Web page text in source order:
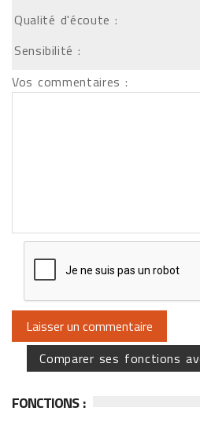
Qualité d'écoute :
Sensibilité :
Vos commentaires :
Comparer ses fonctions
FONCTIONS :